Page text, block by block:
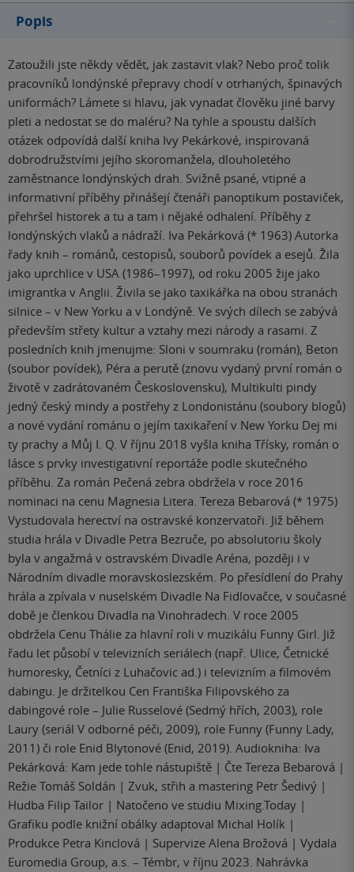
Popis
Zatoužili jste někdy vědět, jak zastavit vlak? Nebo proč tolik
pracovníků londýnské přepravy chodí v otrhaných, špinavých
uniformách? Lámete si hlavu, jak vynadat člověku jiné barvy
pleti a nedostat se do maléru? Na tyhle a spoustu dalších
otázek odpovídá další kniha Ivy Pekárkové, inspirovaná
dobrodružstvími jejího skoromanžela, dlouholetého
zaměstnance londýnských drah. Svižně psané, vtipné a
informativní příběhy přinášejí čtenáři panoptikum postaviček,
přehršel historek a tu a tam i nějaké odhalení. Příběhy z
londýnských vlaků a nádraží. Iva Pekárková (* 1963) Autorka
řady knih – románů, cestopisů, souborů povídek a esejů. Žila
jako uprchlice v USA (1986–1997), od roku 2005 žije jako
imigrantka v Anglii. Živila se jako taxikářka na obou stranách
silnice – v New Yorku a v Londýně. Ve svých dílech se zabývá
především střety kultur a vztahy mezi národy a rasami. Z
posledních knih jmenujme: Sloni v soumraku (román), Beton
(soubor povídek), Péra a perutě (znovu vydaný první román o
životě v zadrátovaném Československu), Multikulti pindy
jedný český mindy a postřehy z Londonistánu (soubory blogů)
a nové vydání románu o jejím taxikaření v New Yorku Dej mi
ty prachy a Můj I. Q. V říjnu 2018 vyšla kniha Třísky, román o
lásce s prvky investigativní reportáže podle skutečného
příběhu. Za román Pečená zebra obdržela v roce 2016
nominaci na cenu Magnesia Litera. Tereza Bebarová (* 1975)
Vystudovala herectví na ostravské konzervatoři. Již během
studia hrála v Divadle Petra Bezruče, po absolutoriu školy
byla v angažmá v ostravském Divadle Aréna, později i v
Národním divadle moravskoslezském. Po přesídlení do Prahy
hrála a zpívala v nuselském Divadle Na Fidlovačce, v současné
době je členkou Divadla na Vinohradech. V roce 2005
obdržela Cenu Thálie za hlavní roli v muzikálu Funny Girl. Již
řadu let působí v televizních seriálech (např. Ulice, Četnické
humoresky, Četníci z Luhačovic ad.) i televizním a filmovém
dabingu. Je držitelkou Cen Františka Filipovského za
dabingové role – Julie Russelové (Sedmý hřích, 2003), role
Laury (seriál V odborné péči, 2009), role Funny (Funny Lady,
2011) či role Enid Blytonové (Enid, 2019). Audiokniha: Iva
Pekárková: Kam jede tohle nástupiště | Čte Tereza Bebarová |
Režie Tomáš Soldán | Zvuk, střih a mastering Petr Šedivý |
Hudba Filip Tailor | Natočeno ve studiu Mixing.Today |
Grafiku podle knižní obálky adaptoval Michal Holík |
Produkce Petra Kinclová | Supervize Alena Brožová | Vydala
Euromedia Group, a.s. – Témbr, v říjnu 2023. Nahrávka